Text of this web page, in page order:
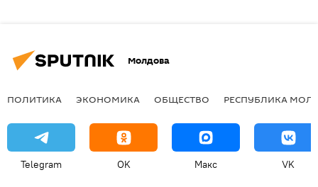
Молдова
ПОЛИТИКА ЭКОНОМИКА ОБЩЕСТВО РЕСПУБЛИКА
Telegram OK Макс VK